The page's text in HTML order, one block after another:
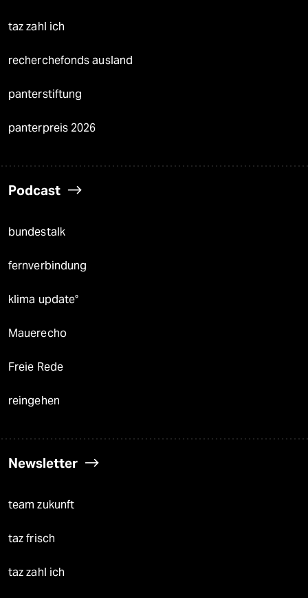
taz zahl ich
recherchefonds ausland
panterstiftung
panterpreis 2026
Podcast
bundestalk
fernverbindung
klima update°
Mauerecho
Freie Rede
reingehen
Newsletter
team zukunft
taz frisch
taz zahl ich